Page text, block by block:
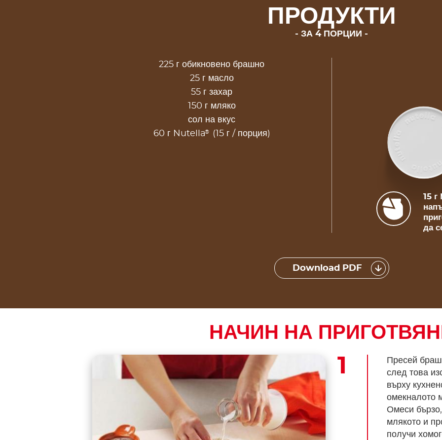
ПРОДУКТИ
ЗА 4 ПОРЦИИ
225 г обикновено брашно
25 г масло
55 г захар
150 г мляко
сол на вкус
60 г Nutella® (15 г / порция)
15
да
Download PDF
НАЧИН НА
Пресей
след това
върху
омекналото
Омеси
млякото и
получи